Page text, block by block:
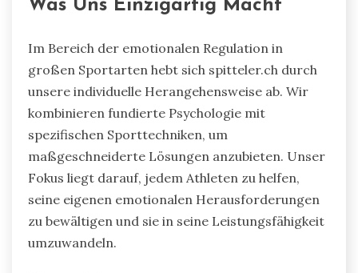
Was Uns Einzigartig Macht
Im Bereich der emotionalen Regulation in
großen Sportarten hebt sich spitteler.ch durch
unsere individuelle Herangehensweise ab. Wir
kombinieren fundierte Psychologie mit
spezifischen Sporttechniken, um
maßgeschneiderte Lösungen anzubieten. Unser
Fokus liegt darauf, jedem Athleten zu helfen,
seine eigenen emotionalen Herausforderungen
zu bewältigen und sie in seine Leistungsfähigkeit
umzuwandeln.